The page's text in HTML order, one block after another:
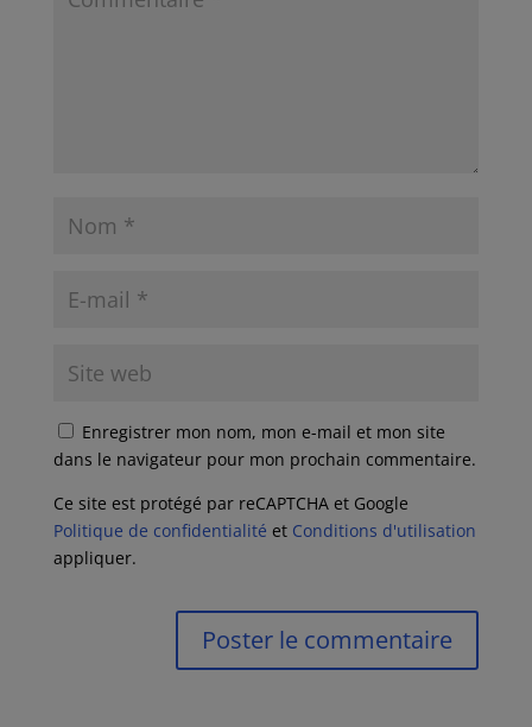
Enregistrer mon nom, mon e-mail et mon site
dans le navigateur pour mon prochain commentaire.
Ce site est protégé par reCAPTCHA et Google
Politique de confidentialité et Conditions d'utilisation
appliquer.